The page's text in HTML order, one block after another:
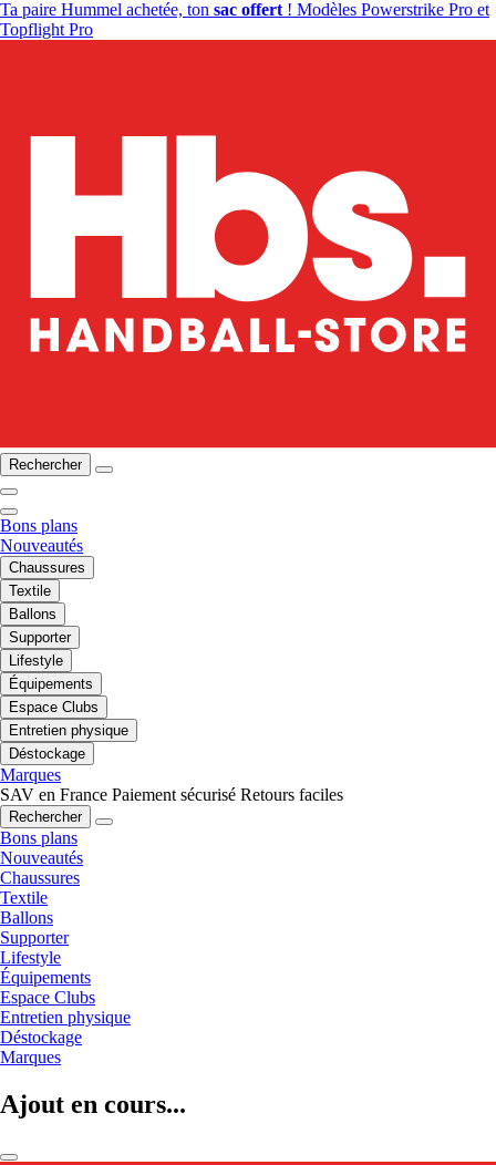
Ta paire Hummel achetée, ton sac offert ! Modèles Powerstrike Pro et
Topflight Pro
Rechercher
Bons plans
Nouveautés
Chaussures
Textile
Ballons
Supporter
Lifestyle
Équipements
Espace Clubs
Entretien physique
Déstockage
Marques
SAV en France Paiement sécurisé Retours faciles
Rechercher
Bons plans
Nouveautés
Chaussures
Textile
Ballons
Supporter
Lifestyle
Équipements
Espace Clubs
Entretien physique
Déstockage
Marques
Ajout en cours...